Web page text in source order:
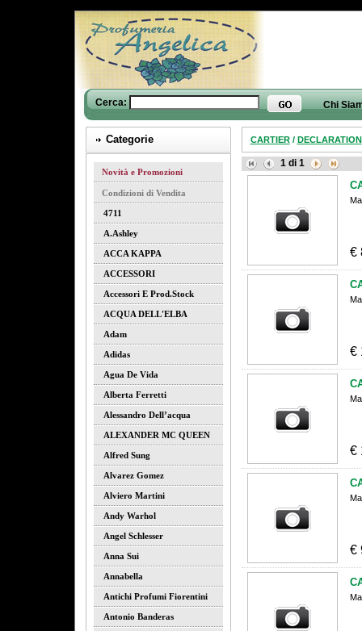
Cerca: Chi
Categorie
Novità e Promozioni
Condizioni di Vendita
4711
A.ashley
ACCA KAPPA
ACCESSORI
Accessori E Prod.stock
ACQUA DELL'ELBA
Adam
Adidas
Agua De Vida
Alberta Ferretti
Alessandro Dell’acqua
ALEXANDER MC QUEEN
Alfred Sung
Alvarez Gomez
Alviero Martini
Andy Warhol
Angel Schlesser
Anna Sui
Annabella
Antichi Profumi Fiorentini
Antonio Banderas
CARTIER/ DECLARATION
1di 1
€
€
€
€